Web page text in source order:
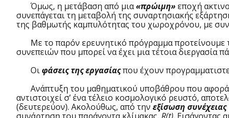
Όμως, η μετάβαση από μια«πρώιμη»εποχή
συνεπάγεται τη μεταβολή της συναρτησιακής
της βαθμωτής καμπυλότητας του χωροχρόνου, με
Με το παρόν ερευνητικό πρόγραμμα προτείνουμε
συνεπειών που μπορεί να έχει μια τέτοια
Οιφάσεις της εργασίαςπου έχουν
Ανάπτυξη του μαθηματικού υποβάθρου που αφορά
αντιστοιχεί σ’ ένα τέλειο κοσμολογικό ρευστό,
(δευτερεύον). Ακολούθως, από την εξίσωση συνέχειας